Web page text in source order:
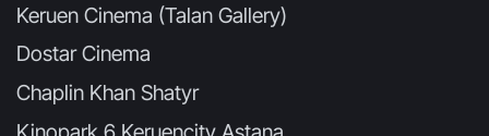
Keruen Cinema (Talan Gallery)
Dostar Cinema
Chaplin Khan Shatyr